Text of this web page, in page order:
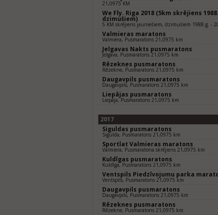
21,0975 KM
We Fly. Riga 2018 (5km skrējiens
dzimušiem)
5 KM skrējiens jauniešiem, dzimušiem 1988.g. -
Valmieras maratons
Valmiera, Pusmaratons 21,0975 km
Jelgavas Nakts pusmaratons
Jelgava, Pusmaratons 21,0975 km
Rēzeknes pusmaratons
Rēzekne, Pusmaratons 21,0975 km
Daugavpils pusmaratons
Daugavpils, Pusmaratons 21,0975 km
Liepājas pusmaratons
Liepāja, Pusmaratons 21,0975 km
2017
Siguldas pusmaratons
Sigulda, Pusmaratons 21,0975 km
Sportlat Valmieras maratons
Valmiera, Pusmaratona skrējiens 21,0975 km
Kuldīgas pusmaratons
Kuldīga, Pusmaratons 21,0975 km
Ventspils Piedzīvojumu parka
Ventspils, Pusmaratons 21,0975 km
Daugavpils pusmaratons
Daugavpils, Pusmaratons 21,0975 km
Rēzeknes pusmaratons
Rēzekne, Pusmaratons 21,0975 km